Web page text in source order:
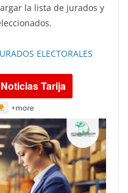
la lista de jurados y
ELECTORALES